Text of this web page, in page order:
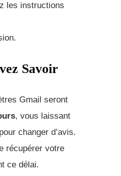
les instructions
Savoir
Gmail seront
, vous laissant
changer d’avis.
récupérer votre
ce délai.